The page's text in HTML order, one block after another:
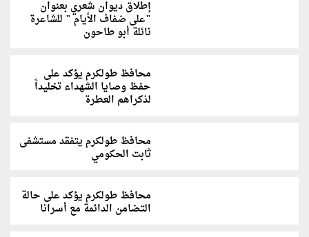
إطلاق ديوان شعري بعنوان
"على ضفاف الأيام " للشاعرة
نائلة أبو طاحون
محافظ طولكرم يؤكد على
حفظ وصايا الشهداء تخليداً
لذكراهم العطرة
محافظ طولكرم يتفقد مستشفى
ثابت الحكومي
محافظ طولكرم يؤكد على حالة
التضامن الدائمة مع أسرانا